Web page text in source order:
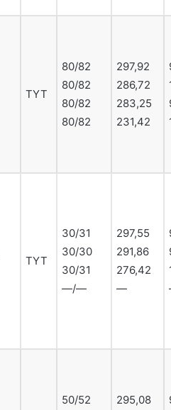
TYT
80/82
80/82
80/82
80/82
297,92
286,72
283,25
231,42
TYT
30/31
30/30
30/31
—/—
297,55
291,86
276,42
—
50/52
295,08